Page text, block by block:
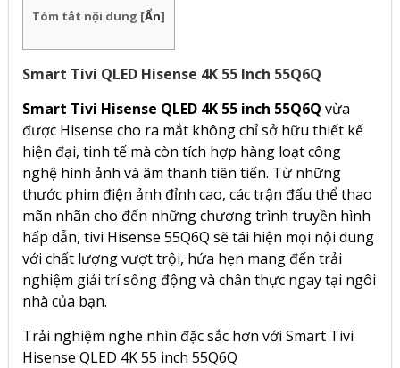
Tóm tắt nội dung [Ẩn]
Smart Tivi QLED Hisense 4K 55 Inch 55Q6Q
Smart Tivi Hisense QLED 4K 55 inch 55Q6Q vừa
được Hisense cho ra mắt không chỉ sở hữu thiết kế
hiện đại, tinh tế mà còn tích hợp hàng loạt công
nghệ hình ảnh và âm thanh tiên tiến. Từ những
thước phim điện ảnh đỉnh cao, các trận đấu thể thao
mãn nhãn cho đến những chương trình truyền hình
hấp dẫn, tivi Hisense 55Q6Q sẽ tái hiện mọi nội dung
với chất lượng vượt trội, hứa hẹn mang đến trải
nghiệm giải trí sống động và chân thực ngay tại ngôi
nhà của bạn.
Trải nghiệm nghe nhìn đặc sắc hơn với Smart Tivi
Hisense QLED 4K 55 inch 55Q6Q